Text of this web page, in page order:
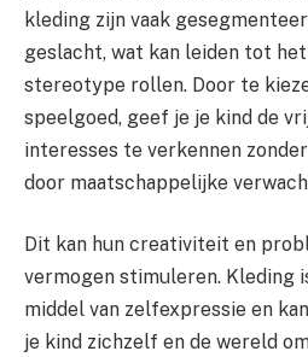
kleding zijn vaak
geslacht, wat kan leiden tot
stereotype rollen. Door te
speelgoed, geef je je kind de
interesses te verkennen
door maatschappelijke
Dit kan hun creativiteit en
vermogen stimuleren. Kleding
middel van zelfexpressie en
je kind zichzelf en de wereld